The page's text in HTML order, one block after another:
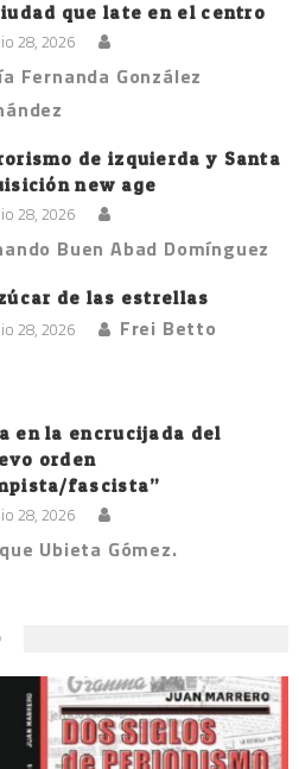
que late en el centro
28, 2026
Fernanda González
de izquierda y Santa
new age
28, 2026
Buen Abad Domínguez
de las estrellas
28, 2026 Frei Betto
en la encrucijada del
orden
fascista”
28, 2026
Ubieta Gómez.